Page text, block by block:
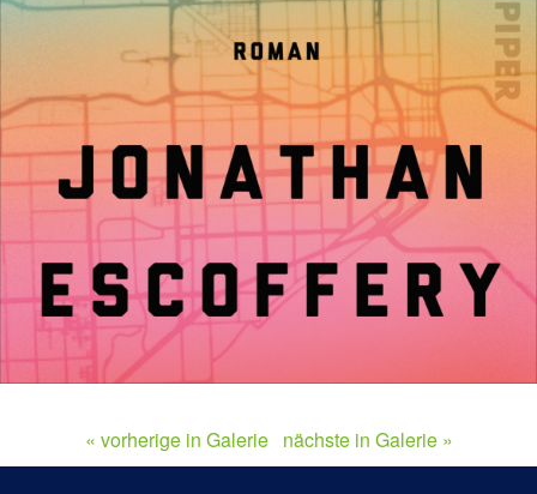
« vorherige in Galerie nächste in Galerie »